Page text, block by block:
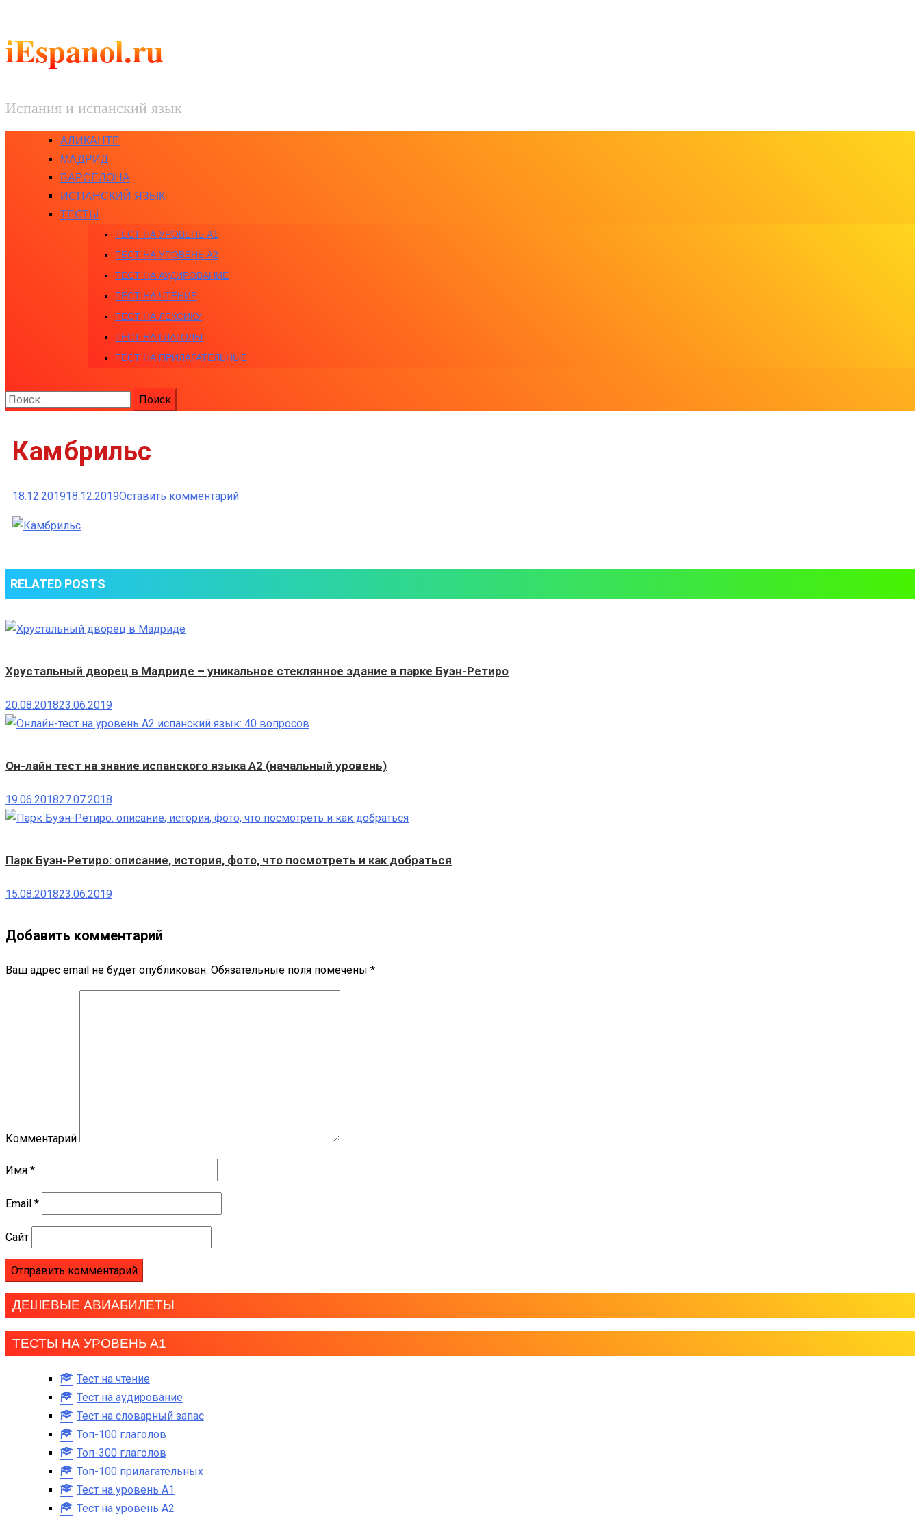
iEspanol.ru
Испания и испанский язык
АЛИКАНТЕ
МАДРИД
БАРСЕЛОНА
ИСПАНСКИЙ ЯЗЫК
ТЕСТЫ
ТЕСТ НА УРОВЕНЬ A1
ТЕСТ НА УРОВЕНЬ A2
ТЕСТ НА АУДИРОВАНИЕ
ТЕСТ НА ЧТЕНИЕ
ТЕСТ НА ЛЕКСИКУ
ТЕСТ НА ГЛАГОЛЫ
ТЕСТ НА ПРИЛАГАТЕЛЬНЫЕ
Найти:
Камбрильс
18.12.201918.12.2019Оставить комментарийк
RELATED POSTS
Хрустальный дворец в Мадриде – уникальное стеклянное здание в парке Буэн-Ретиро
20.08.201823.06.2019
Он-лайн тест на знание испанского языка A2 (начальный уровень)
19.06.201827.07.2018
Парк Буэн-Ретиро: описание, история, фото, что посмотреть и как добраться
15.08.201823.06.2019
Добавить комментарий
Ваш адрес email не будет опубликован. Обязательные поля помечены *
Комментарий
Имя *
Email *
Сайт
ДЕШЕВЫЕ АВИАБИЛЕТЫ
ТЕСТЫ НА УРОВЕНЬ А1
Тест на чтение
Тест на аудирование
Тест на словарный запас
Топ-100 глаголов
Топ-300 глаголов
Топ-100 прилагательных
Тест на уровень A1
Тест на уровень A2